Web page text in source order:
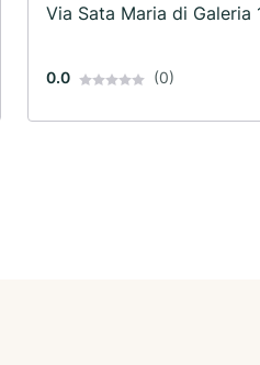
Via Sata Maria di Galeria
0.0 (0)